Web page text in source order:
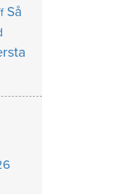
Så